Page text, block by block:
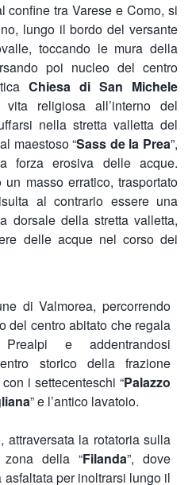
tra Varese e Como, si
lungo il bordo del versante
toccando le mura della
poi nucleo del centro
Chiesa di San Michele
religiosa all’interno del
nella stretta valletta del
maestoso “Sass de la Prea”,
forza erosiva delle acque.
un masso erratico, trasportato
al contrario essere una
dorsale della stretta valletta,
delle acque nel corso dei
di Valmorea, percorrendo
del centro abitato che regala
e addentrandosi
storico della frazione
i settecenteschi “Palazzo
” e l’antico lavatoio.
attraversata la rotatoria sulla
della “Filanda”, dove
asfaltata per inoltrarsi lungo il